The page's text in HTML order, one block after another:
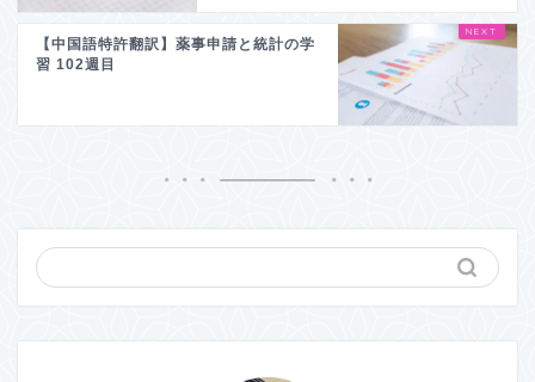
【中国語特許翻訳】薬事申請と統計の学
習 102週目